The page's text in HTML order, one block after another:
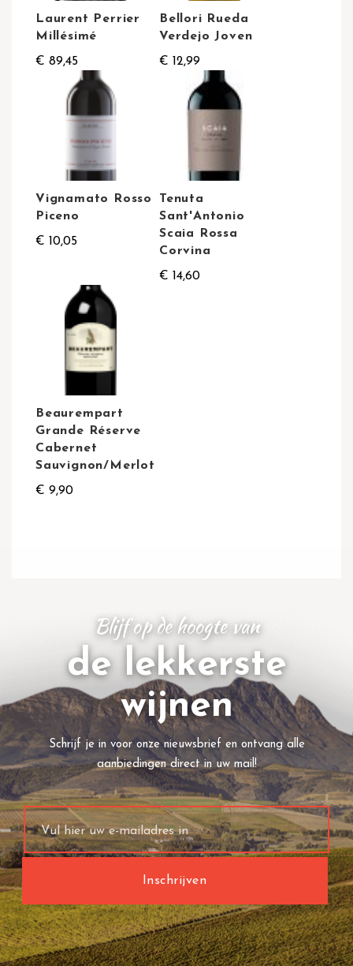
Laurent Perrier
Millésimé
€ 89,45
Bellori Rueda
Verdejo Joven
€ 12,99
Vignamato Rosso
Piceno
€ 10,05
Tenuta
Sant'Antonio
Scaia Rossa
Corvina
€ 14,60
Beaurempart
Grande Réserve
Cabernet
Sauvignon/Merlot
€ 9,90
Blijf op de hoogte van
de lekkerste
wijnen
Schrijf je in voor onze nieuwsbrief en ontvang alle
aanbiedingen direct in uw mail!